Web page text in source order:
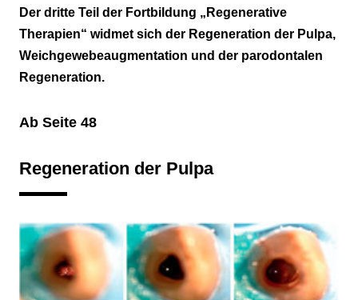
Regeneration der Pulpa
Die Regeneration von Weichgewebe
Parodontale Regeneration
Der dritte Teil der Fortbildung „Regenerative
Therapien“ widmet sich der Regeneration der Pulpa,
Weichgewebeaugmentation und der parodontalen
Regeneration.
Ab Seite 48
Regeneration der Pulpa